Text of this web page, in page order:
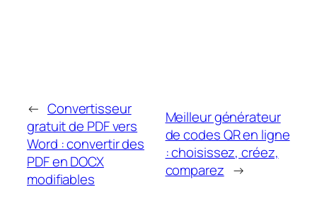
← Convertisseur
gratuit de PDF vers
Word : convertir des
PDF en DOCX
modifiables
Meilleur générateur
de codes QR en ligne
: choisissez, créez,
comparez →